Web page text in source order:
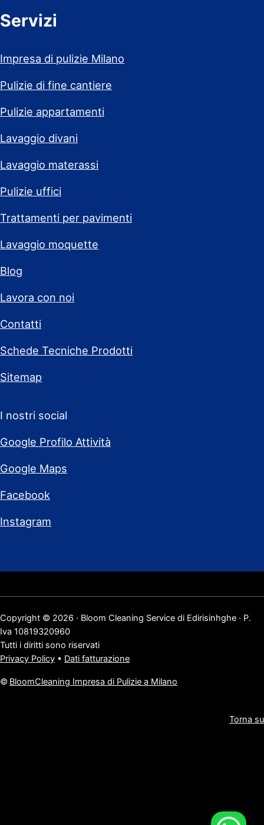
Servizi
Impresa di pulizie Milano
Pulizie di fine cantiere
Pulizie appartamenti
Lavaggio divani
Lavaggio materassi
Pulizie uffici
Trattamenti per pavimenti
Lavaggio moquette
Blog
Lavora con noi
Contatti
Schede Tecniche Prodotti
Sitemap
I nostri social
Google Profilo Attività
Google Maps
Facebook
Instagram
Copyright © 2026 · Bloom Cleaning Service di Edirisinhghe · P.
Iva 10819320960
Tutti i diritti sono riservati
Privacy Policy • Dati fatturazione
© BloomCleaning Impresa di Pulizie a Milano
Torna su